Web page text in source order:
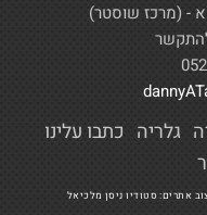
גלריה כתבו עלינו
אתרים: סטודיו ניסן מלכיאל